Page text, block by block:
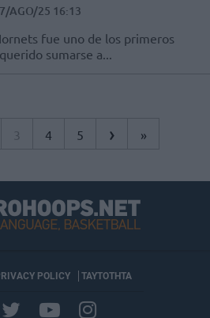
AGO/25 16:13
fue uno de los primeros
sumarse a...
3 4 5 › »
POLICY ΤΑΥΤΟΤΗΤΑ